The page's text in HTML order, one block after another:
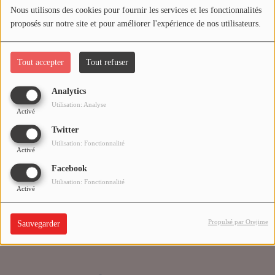
Nous utilisons des cookies pour fournir les services et les fonctionnalités
proposés sur notre site et pour améliorer l'expérience de nos utilisateurs.
Tout accepter Tout refuser
Analytics
Activé
Utilisation: Analyse
Twitter
Activé
Utilisation: Fonctionnalité
Facebook
Activé
Utilisation: Fonctionnalité
Sauvegarder Propulsé par Orejime
Médias
PODCASTS
Agenda
Titres diffusés
Se connecter
Oups, vous avez
rencontré une erreur.
Il semble que la page que vous recherchez n’existe plus.